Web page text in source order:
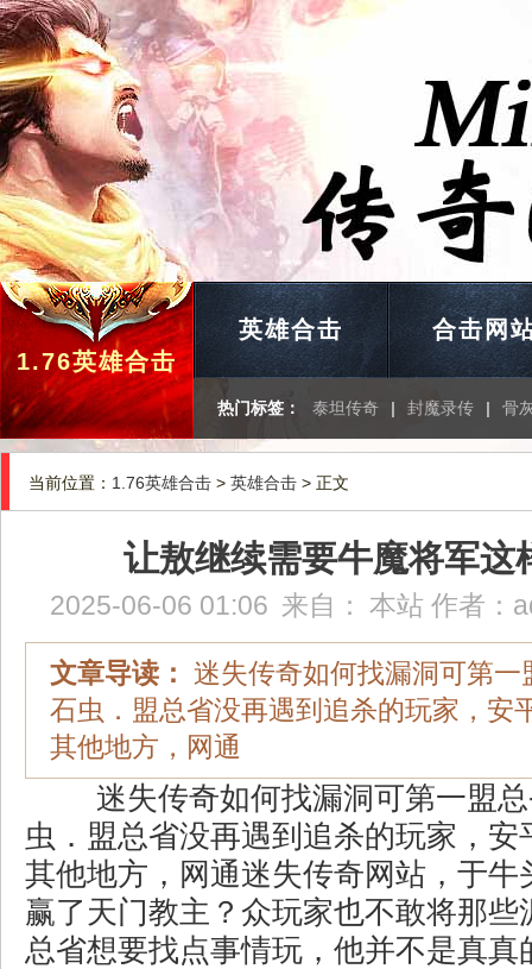
1.76英雄合击
英雄合击 合击网
热门标签： 泰坦传奇 | 封魔录传 | 骨
当前位置： 1.76英雄合击 > 英雄合击 > 正文
让敖继续需要牛魔将军这
2025-06-06 01:06 来自： 本站 作者：
文章导读： 迷失传奇如何找漏洞可第一
石虫．盟总省没再遇到追杀的玩家，安
其他地方，网通
迷失传奇如何找漏洞可第一盟
虫．盟总省没再遇到追杀的玩家，安
其他地方，网通迷失传奇网站，于牛
赢了天门教主？众玩家也不敢将那些
总省想要找点事情玩，他并不是真真